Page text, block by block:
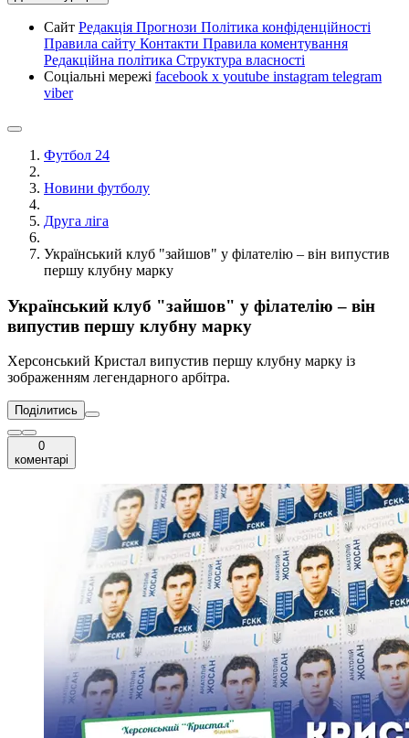
Сайт Редакція Прогнози Політика конфіденційності
Правила сайту Контакти Правила коментування
Редакційна політика Структура власності
Соціальні мережі facebook x youtube instagram telegram
viber
Футбол 24
Новини футболу
Друга ліга
Український клуб "зайшов" у філателію – він випустив
першу клубну марку
Український клуб "зайшов" у філателію – він
випустив першу клубну марку
Херсонський Кристал випустив першу клубну марку із
зображенням легендарного арбітра.
Поділитись
0
коментарі